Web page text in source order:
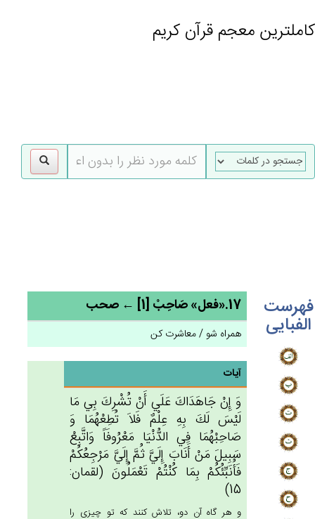
کاملترین معجم قرآن کریم
فهرست
الفبایی
17.«فعل» صَاحِبْ [1] ← صحب
همراه شو / معاشرت کن
آیات
وَ إِنْ‌ جَاهَدَاك‌َ عَلَي‌ أَنْ‌ تُشْرِك‌َ بِي‌ مَا
لَيْس‌َ لَك‌َ بِه‌ِ عِلْم‌ٌ فَلاَ تُطِعْهُمَا وَ
صَاحِبْهُمَا فِي‌ الدُّنْيَا مَعْرُوفَاً وَاتَّبِع‌ْ
سَبِيل‌َ مَن‌ْ أَنَاب‌َ إِلَيَّ‌ ثُم‌َّ إِلَيَّ‌ مَرْجِعُكُم‌ْ
فَأُنَبِّئُكُمْ‌ بِمَا كُنْتُم‌ْ تَعْمَلُون‌َ (لقمان:
15)
و هر گاه آن دو، تلاش كنند كه تو چيزى را